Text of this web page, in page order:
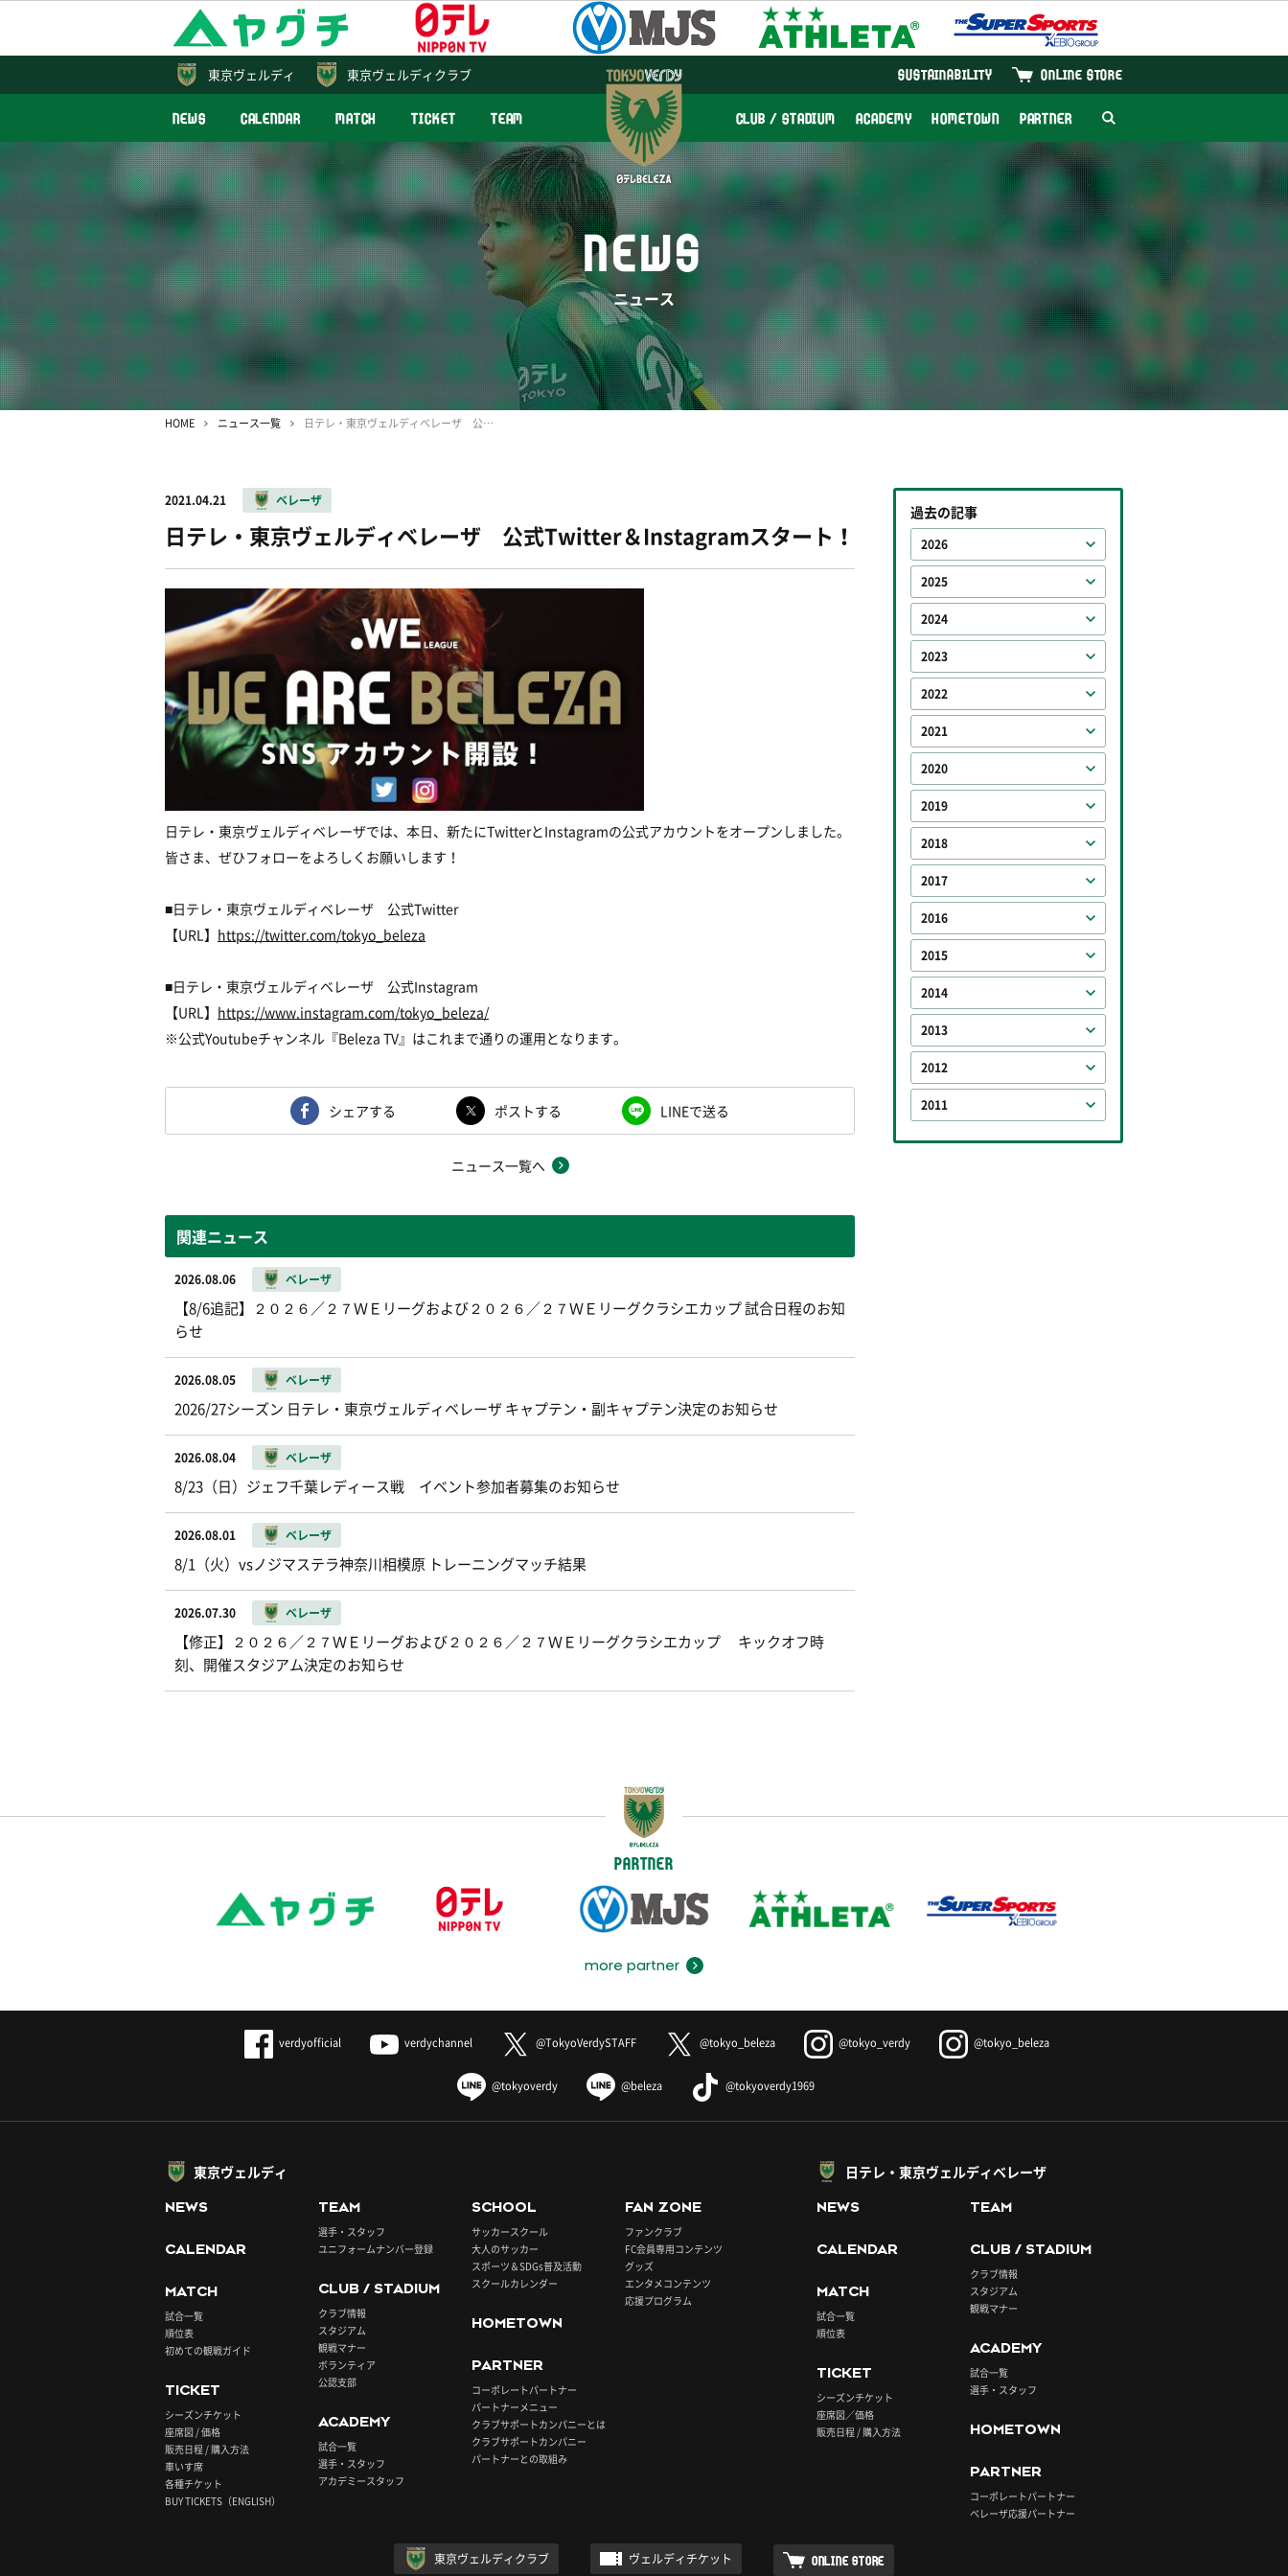
東京ヴェルディクラブ ONLINE STORE
SUSTAINABILITY
NEWS CALENDAR MATCH TICKET TEAM CLUB / STADIUM ACADEMY HOMETOWN PARTNER
東京ヴェルディ
NEWS
ニュース
HOME ニュース一覧 日テレ・東京ヴェルディベレーザ 公式Twitter＆Instagramスタート！
2021.04.21 ベレーザ
日テレ・東京ヴェルディベレーザ 公式Twitter＆Instagramスタート！
日テレ・東京ヴェルディベレーザでは、本日、新たにTwitterとInstagramの公式アカウントをオープンしました。
皆さま、ぜひフォローをよろしくお願いします！
■日テレ・東京ヴェルディベレーザ 公式Twitter
【URL】 https://twitter.com/tokyo_beleza
■日テレ・東京ヴェルディベレーザ 公式Instagram
【URL】 https://www.instagram.com/tokyo_beleza/
※公式Youtubeチャンネル『Beleza TV』はこれまで通りの運用となります。
シェアする ポストする LINEで送る
ニュース一覧へ
関連ニュース
2026.08.06 ベレーザ
【8/6追記】２０２６／２７ＷＥリーグおよび２０２６／２７ＷＥリーグクラシエカップ 試合日程のお知
らせ
2026.08.05 ベレーザ
2026/27シーズン 日テレ・東京ヴェルディベレーザ キャプテン・副キャプテン決定のお知らせ
2026.08.04 ベレーザ
8/23（日）ジェフ千葉レディース戦 イベント参加者募集のお知らせ
2026.08.01 ベレーザ
8/1（火）vsノジマステラ神奈川相模原 トレーニングマッチ結果
2026.07.30 ベレーザ
【修正】２０２６／２７ＷＥリーグおよび２０２６／２７ＷＥリーグクラシエカップ キックオフ時
刻、開催スタジアム決定のお知らせ
過去の記事
2026
2025
2024
2023
2022
2021
2020
2019
2018
2017
2016
2015
2014
2013
2012
2011
PARTNER
more partner
verdyofficial verdychannel @TokyoVerdySTAFF @tokyo_beleza @tokyo_verdy @tokyo_beleza
@tokyoverdy @beleza @tokyoverdy1969
東京ヴェルディ
NEWS
CALENDAR
MATCH
試合一覧
順位表
初めての観戦ガイド
TICKET
シーズンチケット
座席図 / 価格
販売日程 / 購入方法
車いす席
各種チケット
BUY TICKETS（ENGLISH）
TEAM
選手・スタッフ
ユニフォームナンバー登録
CLUB / STADIUM
クラブ情報
スタジアム
観戦マナー
ボランティア
公認支部
ACADEMY
試合一覧
選手・スタッフ
アカデミースタッフ
SCHOOL
サッカースクール
大人のサッカー
スポーツ＆SDGs普及活動
スクールカレンダー
HOMETOWN
PARTNER
コーポレートパートナー
パートナーメニュー
クラブサポートカンパニーとは
クラブサポートカンパニー
パートナーとの取組み
FAN ZONE
ファンクラブ
FC会員専用コンテンツ
グッズ
エンタメコンテンツ
応援プログラム
日テレ・東京ヴェルディベレーザ
NEWS
CALENDAR
MATCH
試合一覧
順位表
TICKET
シーズンチケット
座席図／価格
販売日程 / 購入方法
TEAM
CLUB / STADIUM
クラブ情報
スタジアム
観戦マナー
ACADEMY
試合一覧
選手・スタッフ
HOMETOWN
PARTNER
コーポレートパートナー
ベレーザ応援パートナー
東京ヴェルディクラブ ヴェルディチケット ONLINE STORE